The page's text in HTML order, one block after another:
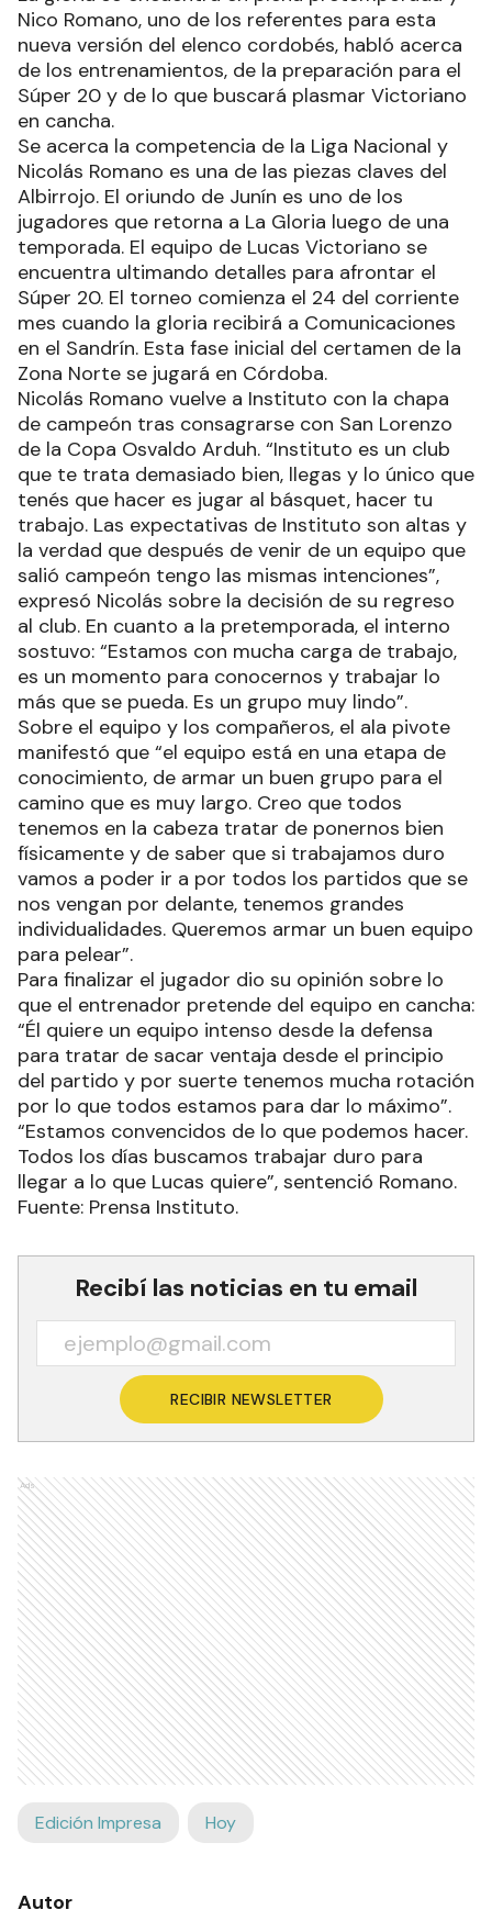
La gloria se encuentra en plena pretemporada y
Nico Romano, uno de los referentes para esta
nueva versión del elenco cordobés, habló acerca
de los entrenamientos, de la preparación para el
Súper 20 y de lo que buscará plasmar Victoriano
en cancha.
Se acerca la competencia de la Liga Nacional y
Nicolás Romano es una de las piezas claves del
Albirrojo. El oriundo de Junín es uno de los
jugadores que retorna a La Gloria luego de una
temporada. El equipo de Lucas Victoriano se
encuentra ultimando detalles para afrontar el
Súper 20. El torneo comienza el 24 del corriente
mes cuando la gloria recibirá a Comunicaciones
en el Sandrín. Esta fase inicial del certamen de la
Zona Norte se jugará en Córdoba.
Nicolás Romano vuelve a Instituto con la chapa
de campeón tras consagrarse con San Lorenzo
de la Copa Osvaldo Arduh. “Instituto es un club
que te trata demasiado bien, llegas y lo único que
tenés que hacer es jugar al básquet, hacer tu
trabajo. Las expectativas de Instituto son altas y
la verdad que después de venir de un equipo que
salió campeón tengo las mismas intenciones”,
expresó Nicolás sobre la decisión de su regreso
al club. En cuanto a la pretemporada, el interno
sostuvo: “Estamos con mucha carga de trabajo,
es un momento para conocernos y trabajar lo
más que se pueda. Es un grupo muy lindo”.
Sobre el equipo y los compañeros, el ala pivote
manifestó que “el equipo está en una etapa de
conocimiento, de armar un buen grupo para el
camino que es muy largo. Creo que todos
tenemos en la cabeza tratar de ponernos bien
físicamente y de saber que si trabajamos duro
vamos a poder ir a por todos los partidos que se
nos vengan por delante, tenemos grandes
individualidades. Queremos armar un buen equipo
para pelear”.
Para finalizar el jugador dio su opinión sobre lo
que el entrenador pretende del equipo en cancha:
“Él quiere un equipo intenso desde la defensa
para tratar de sacar ventaja desde el principio
del partido y por suerte tenemos mucha rotación
por lo que todos estamos para dar lo máximo”.
“Estamos convencidos de lo que podemos hacer.
Todos los días buscamos trabajar duro para
Fuente: Prensa Instituto.
Recibí las noticias en tu email
RECIBIR NEWSLETTER
Ads